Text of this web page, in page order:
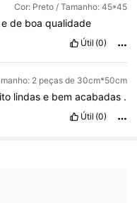
Cor: Preto / Tamanho: 45*45
e de boa qualidade
Útil (0)
2 peças de 30cm*50cm
lindas e bem acabadas .
Útil (0)